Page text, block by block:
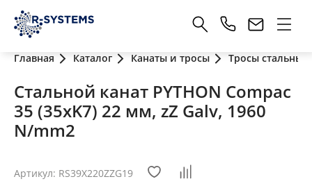
Главная Каталог Канаты и тросы Тросы стальные
Стальной канат PYTHON Compac
35 (35xK7) 22 мм, zZ Galv, 1960
N/mm2
Артикул: RS39X220ZZG19